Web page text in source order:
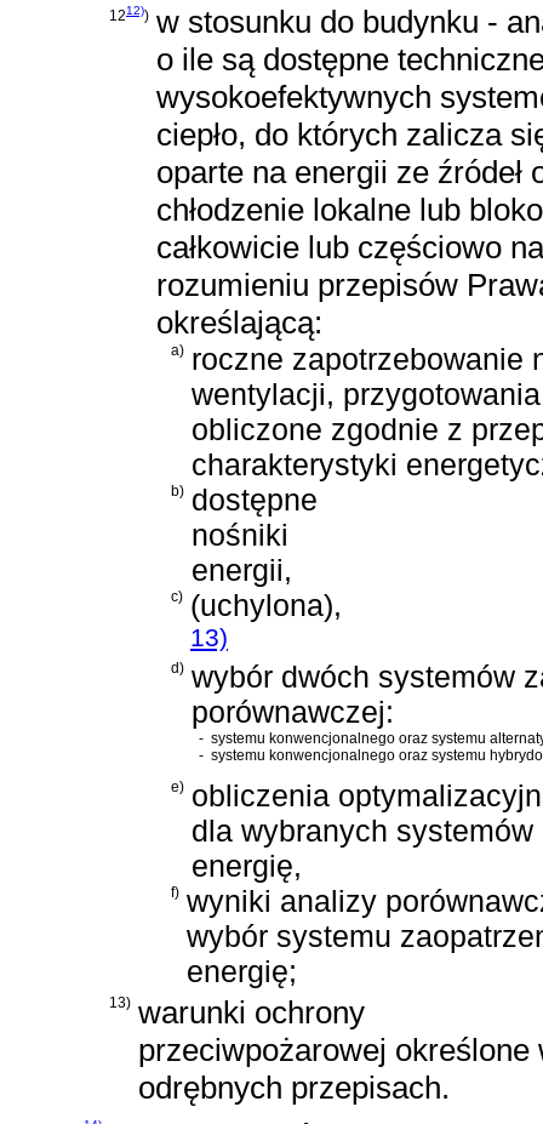
1212)) w stosunku do budynku -
o ile są dostępne
wysokoefektywnych
ciepło, do których zalicza
oparte na energii ze
chłodzenie lokalne lub
całkowicie lub częściowo
rozumieniu przepisów
określającą:
a) roczne zapotrzebowanie
wentylacji,
obliczone zgodnie z
charakterystyki
b) dostępne
nośniki
energii,
c) (uchylona),
13)
d) wybór dwóch systemów
porównawczej:
- systemu konwencjonalnego oraz systemu
- systemu konwencjonalnego oraz systemu
e) obliczenia
dla wybranych
energię,
f) wyniki analizy
wybór systemu
energię;
13) warunki ochrony
przeciwpożarowej określone
odrębnych przepisach.